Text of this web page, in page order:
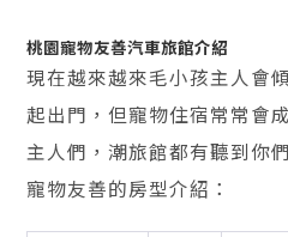
桃園寵物友善汽車旅館介紹
現在越來越來毛小孩主人會
起出門，但寵物住宿常常會
主人們，潮旅館都有聽到你
寵物友善的房型介紹：